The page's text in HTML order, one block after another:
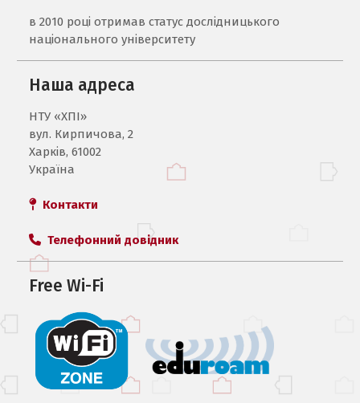
в 2010 році отримав статус дослідницького
національного університету
Наша адреса
НТУ «ХПI»
вул. Кирпичова, 2
Харків, 61002
Україна
Контакти
Телефонний довідник
Free Wi-Fi